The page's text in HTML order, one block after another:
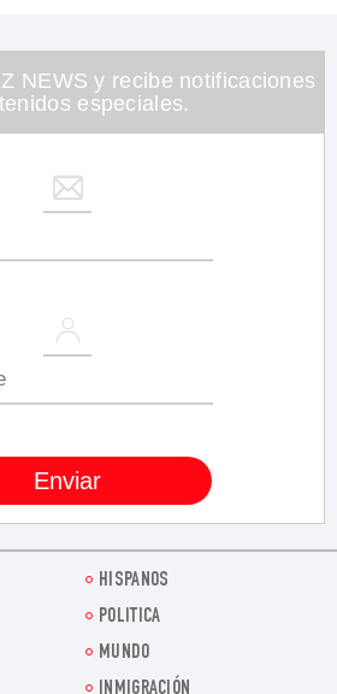
NEWS y recibe notificaciones
especiales.
HISPANOS
POLITICA
MUNDO